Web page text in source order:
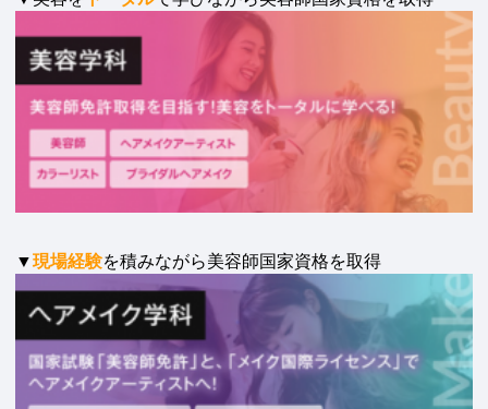
▼現場経験を積みながら美容師国家資格を取得